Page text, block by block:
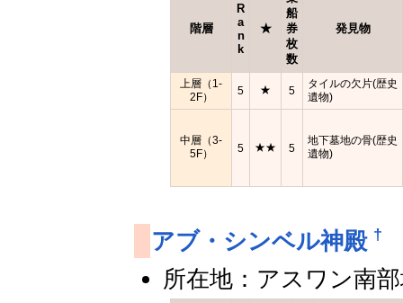
階層
R
a
n
k
★
船
券
枚
数
発見物
上層（1-
2F）
5 ★ 5
タイルの欠片(歴史
遺物)
中層（3-
5F）
5 ★★ 5
地下墓地の骨(歴史
遺物)
アブ・シンベル神殿 †
所在地：アスワン南